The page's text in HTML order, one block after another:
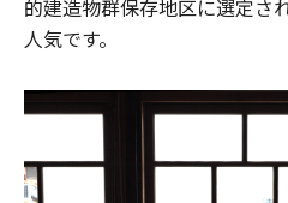
的建造物群保存地区に選定さ
人気です。